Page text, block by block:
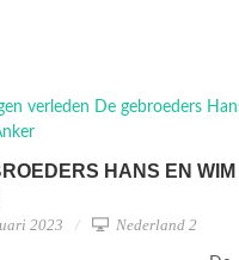
HANS EN WIM
2023 Nederland 2